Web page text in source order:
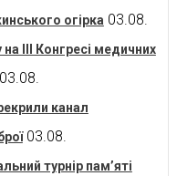
огірка 03.08.
ІІІ Конгресі медичних
03.08.
канал
03.08.
турнір пам’яті